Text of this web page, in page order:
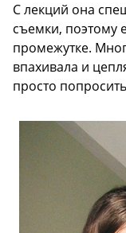
С лекций она
съемки, поэтому
промежутке.
впахивала и
просто